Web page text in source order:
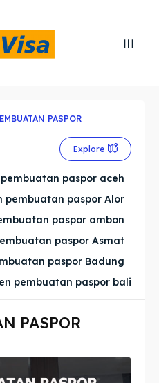
PASPOR
Explore
paspor aceh
pembuatan paspor Alor
paspor ambon
paspor Asmat
paspor Badung
pembuatan paspor bali
PASPOR